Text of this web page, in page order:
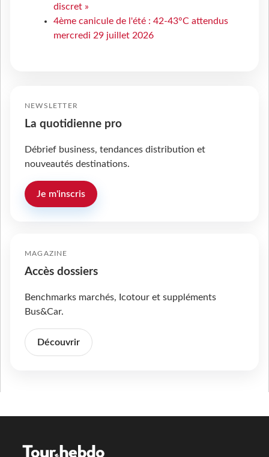
discret »
4ème canicule de l'été : 42-43°C attendus
mercredi 29 juillet 2026
NEWSLETTER
La quotidienne pro
Débrief business, tendances distribution et
nouveautés destinations.
Je m'inscris
MAGAZINE
Accès dossiers
Benchmarks marchés, Icotour et suppléments
Bus&Car.
Découvrir